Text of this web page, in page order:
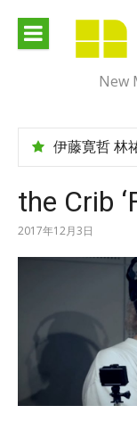
content
New
the Crib
2017年12月3日